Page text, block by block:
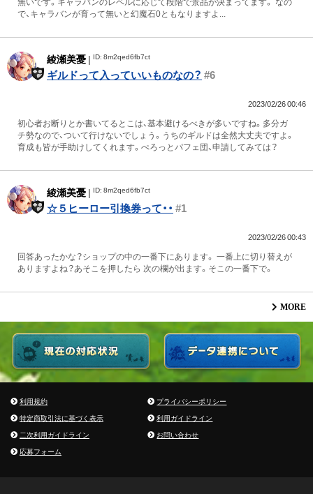
で、キャラバンが育って無いと幻魔石0ともなりますよ...
綾瀬美憂 | ID: 8m2qed6fb7ct
ギルドって入っていいものなの？ #6
2023/02/26 00:46
初心者お断りとか書いてるとこは、基本避けるべきが多いですね。多分ガ
チ勢なので、ついて行けないでしょう。うちのギルドは全然大丈夫ですよ。
育成も皆が手助けしてくれます。ぺろっとパフェ団、申請してみては？
綾瀬美憂 | ID: 8m2qed6fb7ct
☆５ヒーロー引換券って・・ #1
2023/02/26 00:43
回答あったかな？ショップの中の一番下にあります。 一番上に切り替えが
ありますよね？あそこを押したら 次の欄が出ます。そこの一番下で。
MORE
利用規約
プライバシーポリシー
特定商取引法に基づく表示
利用ガイドライン
二次利用ガイドライン
お問い合わせ
応募フォーム